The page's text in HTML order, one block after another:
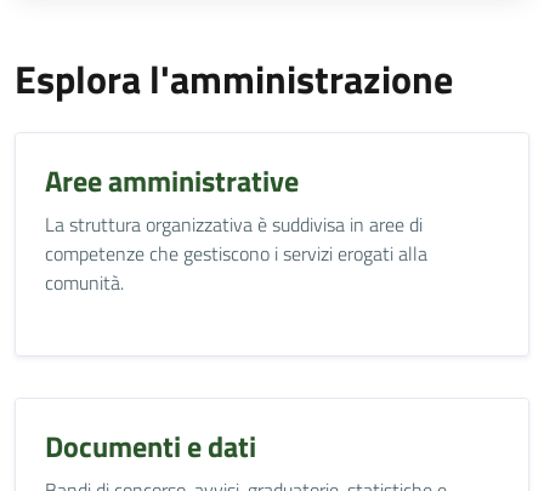
Esplora l'amministrazione
Aree amministrative
La struttura organizzativa è suddivisa in aree di
competenze che gestiscono i servizi erogati alla
comunità.
Documenti e dati